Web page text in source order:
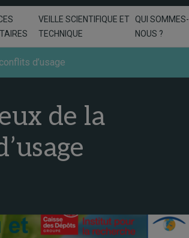
VEILLE SCIENTIFIQUE ET
TECHNIQUE
QUI SOMMES-
NOUS ?
d’usage
de la